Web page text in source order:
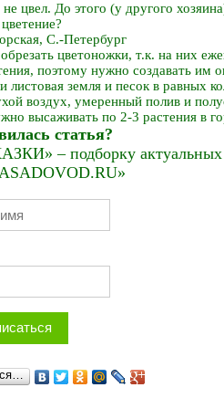
цвел. До этого (у другого
цветение?
С.-Петербург
цветоножки, т.к. на них
поэтому нужно создавать им
земля и песок в равных
воздух, умеренный полив и
высаживать по 2-3 растения в
статья?
– подборку актуальных